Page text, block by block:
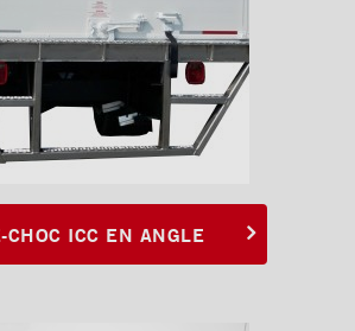
pleine largeur
pleine largeur
CHOC ICC EN ANGLE